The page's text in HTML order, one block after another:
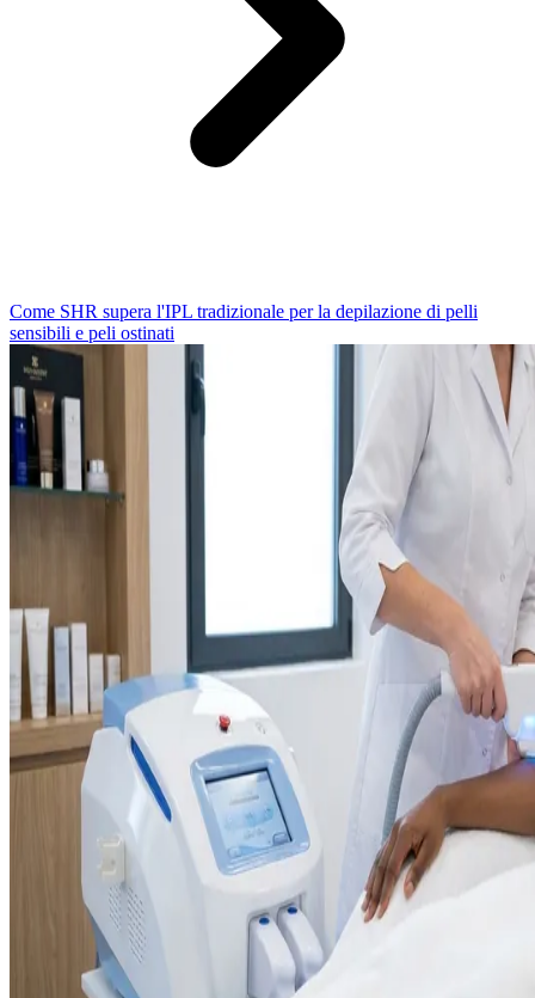
Come SHR supera l'IPL tradizionale per la depilazione di pelli
sensibili e peli ostinati